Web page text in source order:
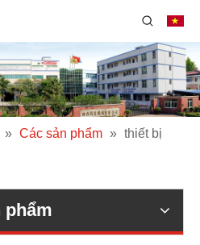
» Các sản phẩm » thiết bị
phẩm